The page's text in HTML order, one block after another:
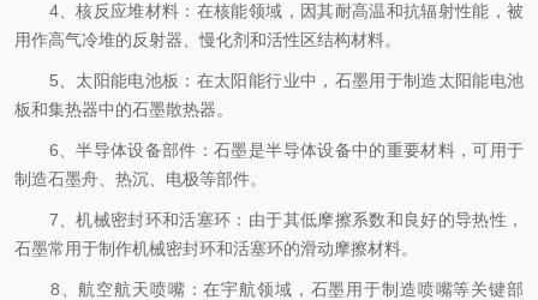
4、核反应堆材料：在核能领域，因其耐高温和抗辐射性能，被
用作高气冷堆的反射器、慢化剂和活性区结构材料。
5、太阳能电池板：在太阳能行业中，石墨用于制造太阳能电池
板和集热器中的石墨散热器。
6、半导体设备部件：石墨是半导体设备中的重要材料，可用于
制造石墨舟、热沉、电极等部件。
7、机械密封环和活塞环：由于其低摩擦系数和良好的导热性，
石墨常用于制作机械密封环和活塞环的滑动摩擦材料。
8、航空航天喷嘴：在宇航领域，石墨用于制造喷嘴等关键部